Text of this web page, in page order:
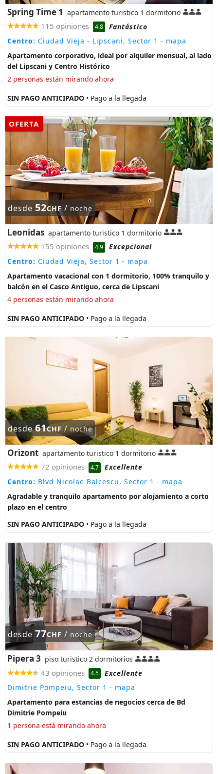
Spring Time 1 apartamento turistico 1 dormitorio
115 opiniones 4.8
Fantástico
Centro: Ciudad Vieja - Lipscani, Sector 1 - mapa
Apartamento corporativo, ideal por alquiler mensual, al lado
del Lipscani y Centro Histórico
2 personas están mirando ahora
SIN PAGO ANTICIPADO • Pago a la llegada
OFERTA
desde 52CHF / noche
Leonidas apartamento turistico 1 dormitorio
155 opiniones 4.9
Excepcional
Centro: Ciudad Vieja, Sector 1 - mapa
Apartamento vacacional con 1 dormitorio, 100% tranquilo y
balcón en el Casco Antiguo, cerca de Lipscani
4 personas están mirando ahora
SIN PAGO ANTICIPADO • Pago a la llegada
desde61CHF / noche
Orizont apartamento turistico 1 dormitorio
72 opiniones 4.7
Excellente
Centro: Blvd Nicolae Balcescu, Sector 1 - mapa
Agradable y tranquilo apartamento por alojamiento a corto
plazo en el centro
SIN PAGO ANTICIPADO • Pago a la llegada
desde 77CHF / noche
Pipera 3 piso turistico 2 dormitorios
43 opiniones 4.5
Excellente
Dimitrie Pompeiu, Sector 1 - mapa
Apartamento para estancias de negocios cerca de Bd
Dimitrie Pompeiu
1 persona está mirando ahora
SIN PAGO ANTICIPADO • Pago a la llegada